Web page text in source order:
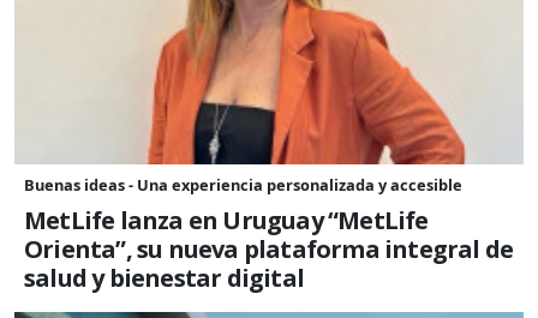
Buenas ideas - Una experiencia personalizada y accesible
MetLife lanza en Uruguay “MetLife
Orienta”, su nueva plataforma integral de
salud y bienestar digital